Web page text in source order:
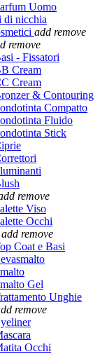
Uomo
di nicchia
add remove
remove
- Fissatori
Cream
Cream
& Contouring
Compatto
Fluido
Stick
remove
Viso
Occhi
add remove
Coat e Basi
Gel
Unghie
remove
Occhi